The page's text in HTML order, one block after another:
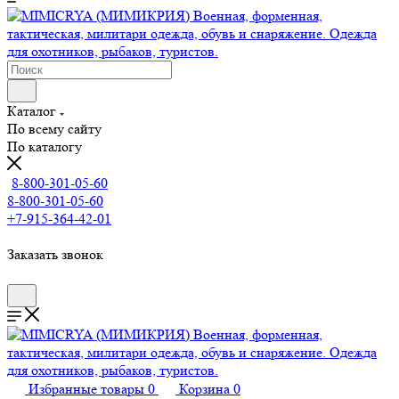
Каталог
По всему сайту
По каталогу
8-800-301-05-60
8-800-301-05-60
+7-915-364-42-01
Заказать звонок
Избранные товары 0 Корзина 0